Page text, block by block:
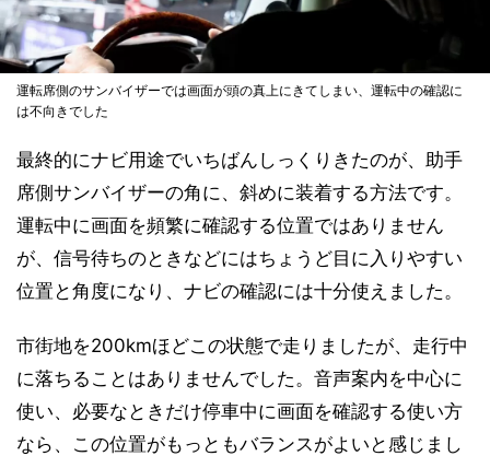
運転席側のサンバイザーでは画面が頭の真上にきてしまい、運転中の確認に
は不向きでした
最終的にナビ用途でいちばんしっくりきたのが、助手
席側サンバイザーの角に、斜めに装着する方法です。
運転中に画面を頻繁に確認する位置ではありません
が、信号待ちのときなどにはちょうど目に入りやすい
位置と角度になり、ナビの確認には十分使えました。
市街地を200kmほどこの状態で走りましたが、走行中
に落ちることはありませんでした。音声案内を中心に
使い、必要なときだけ停車中に画面を確認する使い方
なら、この位置がもっともバランスがよいと感じまし